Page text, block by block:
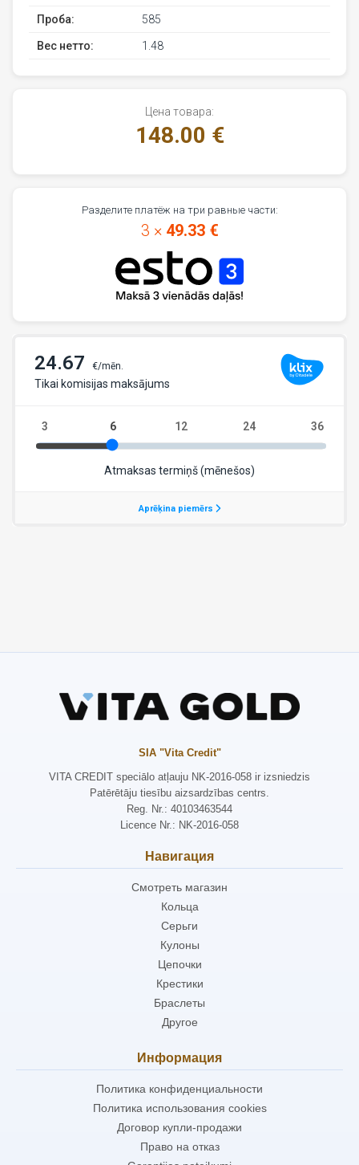
Проба: 585
Вес нетто: 1.48
Цена товара:
148.00 €
Разделите платёж на три равные части:
3 × 49.33 €
SIA "Vita Credit"
VITA CREDIT speciālo atļauju NK-2016-058 ir izsniedzis
Patērētāju tiesību aizsardzības centrs.
Reg. Nr.: 40103463544
Licence Nr.: NK-2016-058
Навигация
Смотреть магазин
Кольца
Серьги
Кулоны
Цепочки
Крестики
Браслеты
Другое
Информация
Политика конфиденциальности
Политика использования cookies
Договор купли-продажи
Право на отказ